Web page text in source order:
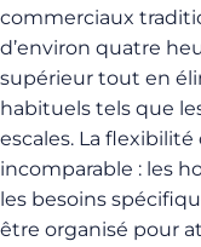
commerciaux
d’environ quatre
supérieur tout en
habituels tels que
escales. La
incomparable : les
les besoins
être organisé pour